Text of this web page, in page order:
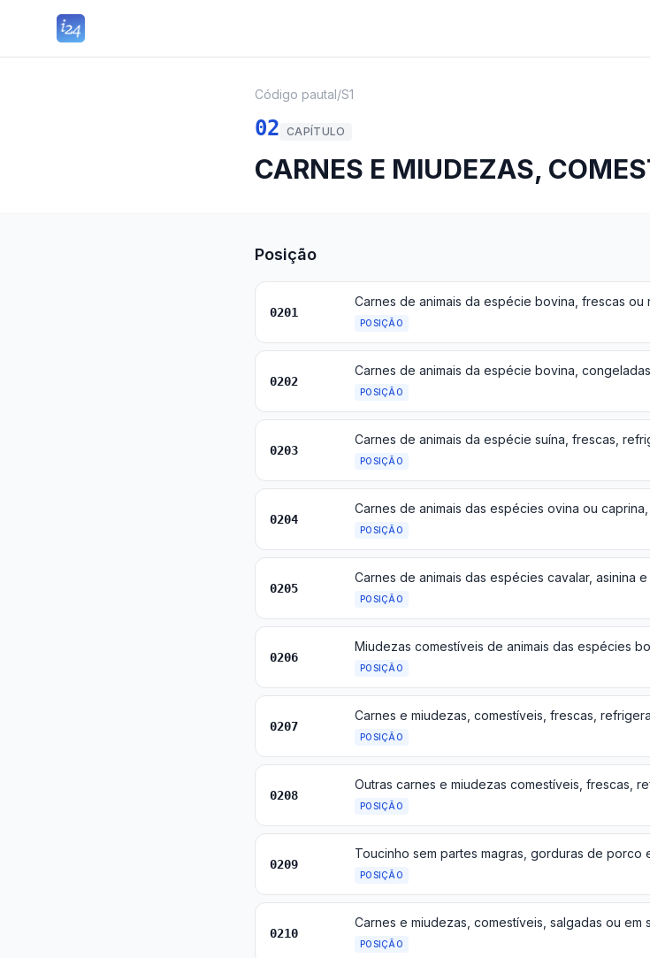
Código pautal/S1
02 CAPÍTULO
CARNES E MIUDEZAS,
Posição
0201
Carnes de animais da espécie bovina, frescas ou
POSIÇÃO
0202
Carnes de animais da espécie bovina, congeladas
POSIÇÃO
0203
Carnes de animais da espécie suína, frescas,
POSIÇÃO
0204
Carnes de animais das espécies ovina ou
POSIÇÃO
0205
POSIÇÃO
0206
POSIÇÃO
0207
POSIÇÃO
0208
Outras carnes e miudezas comestíveis, frescas,
POSIÇÃO
0209
POSIÇÃO
0210
POSIÇÃO